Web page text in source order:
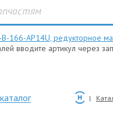
B-166-AP14U, редукторное
вводите артикул через